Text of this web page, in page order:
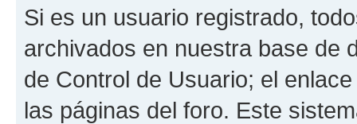
Si es un usuario registrado,
archivados en nuestra base de
de Control de Usuario; el
las páginas del foro. Este